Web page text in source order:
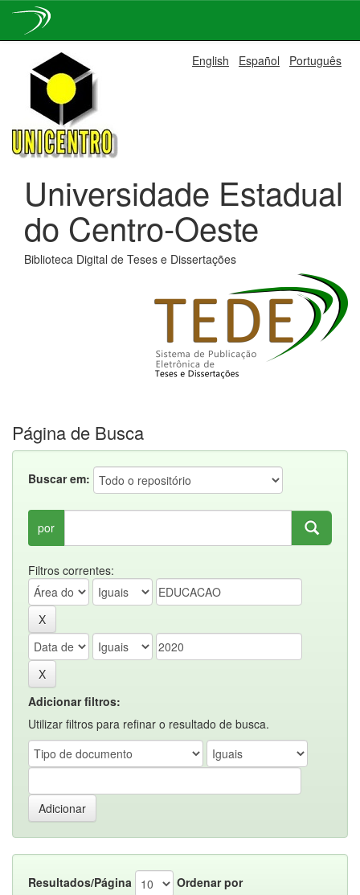
navigation
English Español Português
Universidade Estadual
do Centro-Oeste
Biblioteca Digital de Teses e Dissertações
Página de Busca
Buscar em:
por
Filtros correntes:
Adicionar filtros:
Utilizar filtros para refinar o resultado de busca.
Resultados/Página
Ordenar por